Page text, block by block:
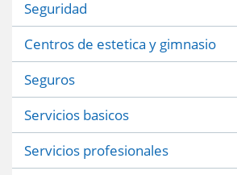
Seguridad
Centros de estetica y gimnasio
Seguros
Servicios basicos
Servicios profesionales